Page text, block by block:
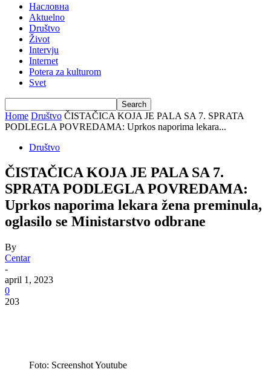
Насловна
Aktuelno
Društvo
Život
Intervju
Internet
Potera za kulturom
Svet
Home Društvo ČISTAČICA KOJA JE PALA SA 7. SPRATA
PODLEGLA POVREDAMA: Uprkos naporima lekara...
Društvo
ČISTAČICA KOJA JE PALA SA 7.
SPRATA PODLEGLA POVREDAMA:
Uprkos naporima lekara žena preminula,
oglasilo se Ministarstvo odbrane
By
Centar
-
april 1, 2023
0
203
Foto: Screenshot Youtube